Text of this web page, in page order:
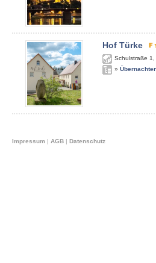
Hof Türke
Schulstraße 1
»
Impressum | AGB | Datenschutz